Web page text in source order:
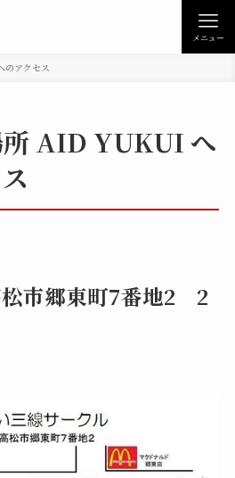
メニュー
のアクセス
所 AID YUKUI へ
市郷東町7番地2 2